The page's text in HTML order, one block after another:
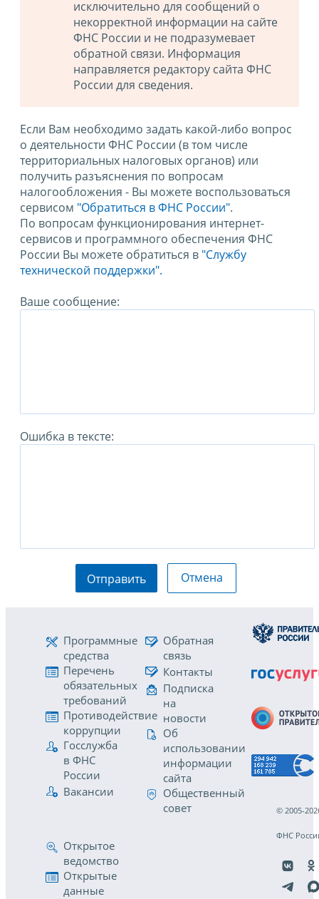
исключительно для сообщений о
некорректной информации на сайте
ФНС России и не подразумевает
обратной связи. Информация
направляется редактору сайта ФНС
России для сведения.
Если Вам необходимо задать какой-либо вопрос
о деятельности ФНС России (в том числе
территориальных налоговых органов) или
получить разъяснения по вопросам
налогообложения - Вы можете воспользоваться
сервисом "Обратиться в ФНС России".
По вопросам функционирования интернет-
сервисов и программного обеспечения ФНС
России Вы можете обратиться в "Службу
технической поддержки".
Ваше сообщение:
Ошибка в тексте:
Отправить Отмена
Программные
средства
Перечень
обязательных
требований
Противодействие
коррупции
Госслужба
в ФНС
России
Вакансии
Обратная
связь
Контакты
Подписка
на
новости
Об
использовании
информации
сайта
Общественный
совет
Открытое
ведомство
Открытые
данные
© 2005-
ФНС